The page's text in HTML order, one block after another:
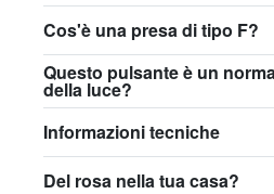
switch.041.p.001.008.dim-
presa nera - tipo F +
Cos'è una presa di tipo F?
Questo pulsante è un
della luce?
Informazioni tecniche
Del rosa nella tua casa?